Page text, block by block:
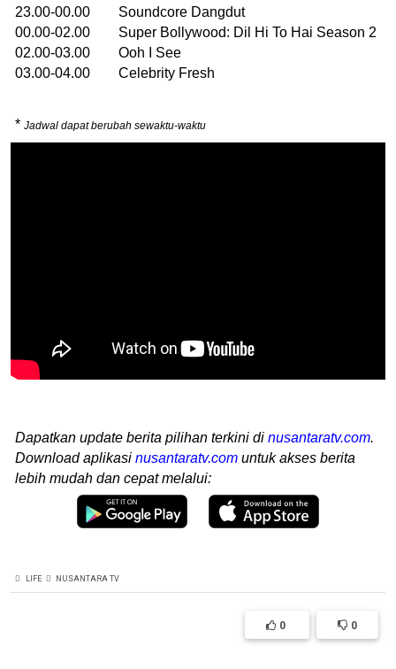
23.00-00.00 Soundcore Dangdut
00.00-02.00 Super Bollywood: Dil Hi To Hai Season 2
02.00-03.00 Ooh I See
03.00-04.00 Celebrity Fresh
* Jadwal dapat berubah sewaktu-waktu
Dapatkan update berita pilihan terkini di nusantaratv.com.
Download aplikasi nusantaratv.com untuk akses berita
lebih mudah dan cepat melalui:
LIFE NUSANTARA TV
0 0